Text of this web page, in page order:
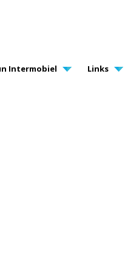
Intermobiel Links